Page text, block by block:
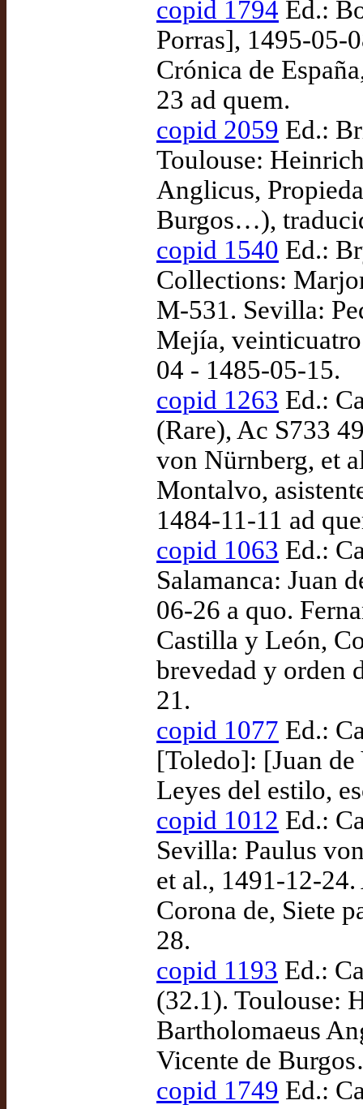
copid 1794 Ed.:
Porras], 1495-05-
Crónica de
23 ad quem.
copid 2059 Ed.:
Toulouse:
Anglicus,
Burgos…),
copid 1540 Ed.:
Collections:
M-531. Sevilla:
Mejía,
04 - 1485-05-15.
copid 1263 Ed.:
(Rare), Ac S733
von Nürnberg, et
Montalvo,
1484-11-11 ad
copid 1063 Ed.:
Salamanca: Juan
06-26 a quo.
Castilla y León,
brevedad y orden
21.
copid 1077 Ed.:
[Toledo]: [Juan
Leyes del estilo,
copid 1012 Ed.:
Sevilla: Paulus
et al., 1491-12-
Corona de, Siete
28.
copid 1193 Ed.:
(32.1). Toulouse:
Bartholomaeus
Vicente de
copid 1749 Ed.: